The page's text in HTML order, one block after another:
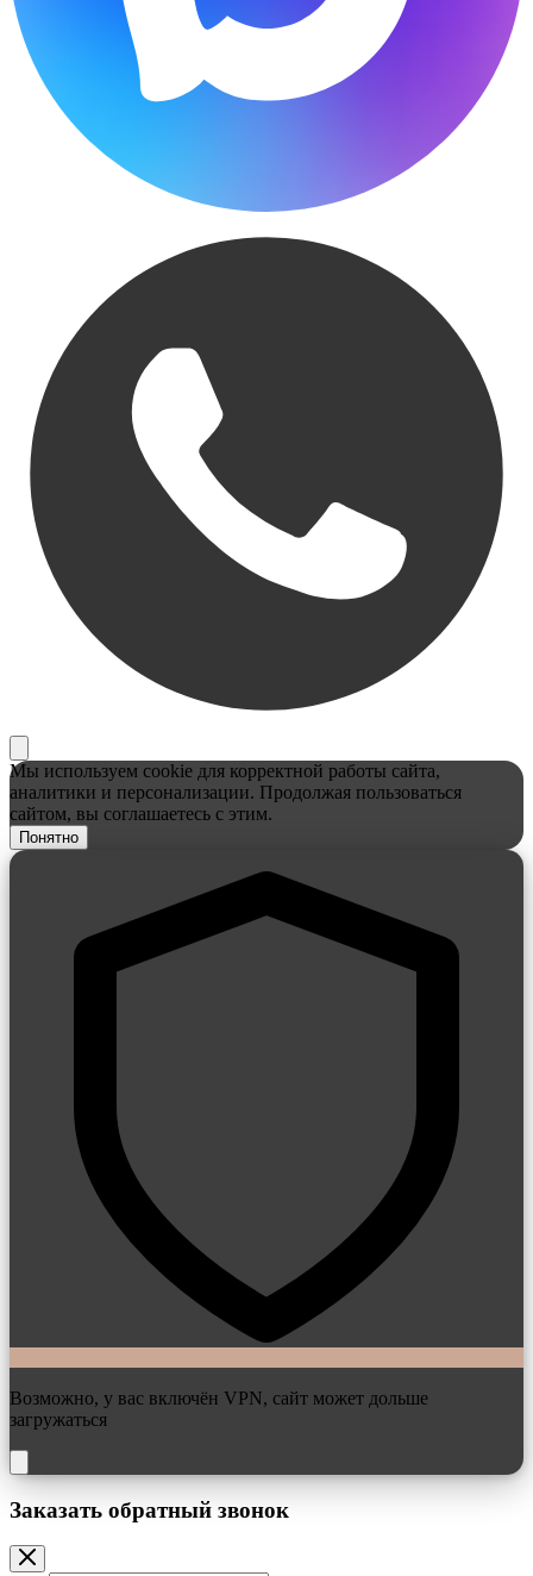
Мы используем cookie для корректной работы сайта,
аналитики и персонализации. Продолжая пользоваться
сайтом, вы соглашаетесь с этим.
Понятно
Возможно, у вас включён VPN, сайт может дольше
загружаться
Заказать обратный звонок